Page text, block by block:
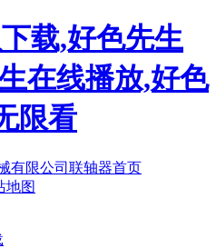
载,好色先生
在线播放,好色
限看
地图